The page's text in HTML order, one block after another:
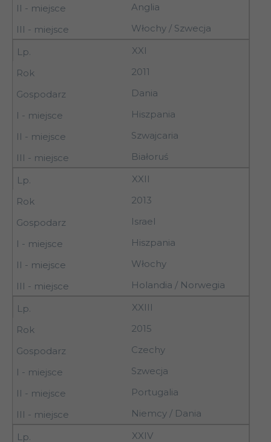
Anglia
Włochy / Szwecja
XXI
2011
Dania
Hiszpania
Szwajcaria
Białoruś
XXII
2013
Israel
Hiszpania
Włochy
Holandia / Norwegia
XXIII
2015
Czechy
Szwecja
Portugalia
Niemcy / Dania
XXIV